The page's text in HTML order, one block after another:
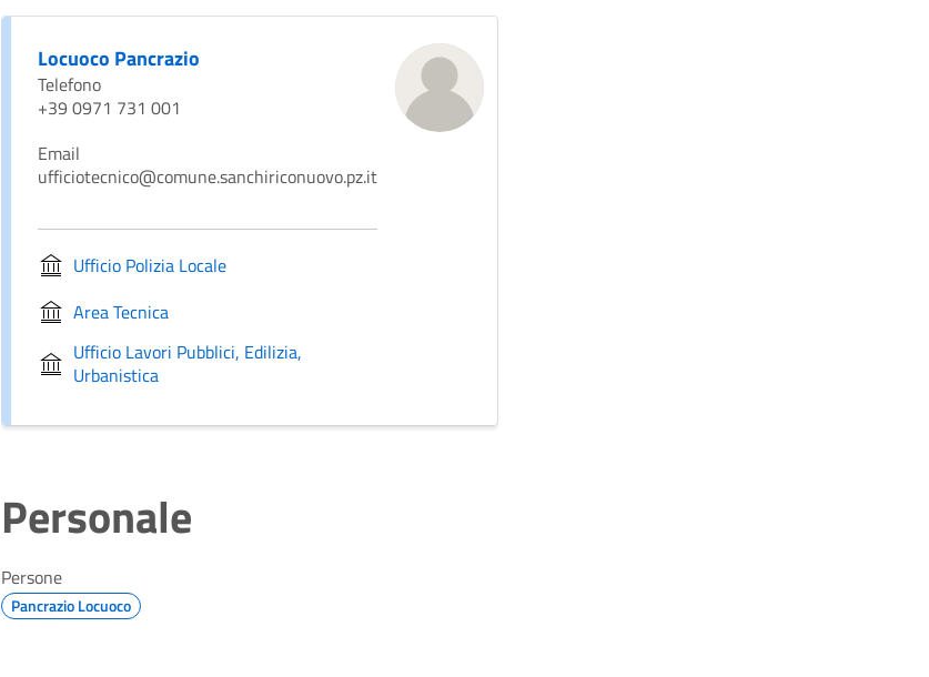
Locuoco Pancrazio
Telefono
+39 0971 731 001
Email
ufficiotecnico@comune.sanchiriconuovo.pz.it
Ufficio Polizia Locale
Area Tecnica
Ufficio Lavori Pubblici, Edilizia,
Urbanistica
Personale
Persone
Pancrazio Locuoco